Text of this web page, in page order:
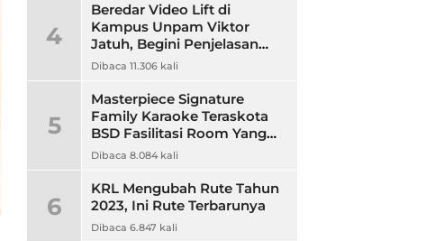
4
Beredar Video Lift di
Kampus Unpam Viktor
Jatuh, Begini Penjelasan
Rektor Unpam
Dibaca 11.306 kali
5
Masterpiece Signature
Family Karaoke Teraskota
BSD Fasilitasi Room Yang
Nyaman dan Harga
Dibaca 8.084 kali
6
KRL Mengubah Rute Tahun
2023, Ini Rute Terbarunya
Dibaca 6.847 kali